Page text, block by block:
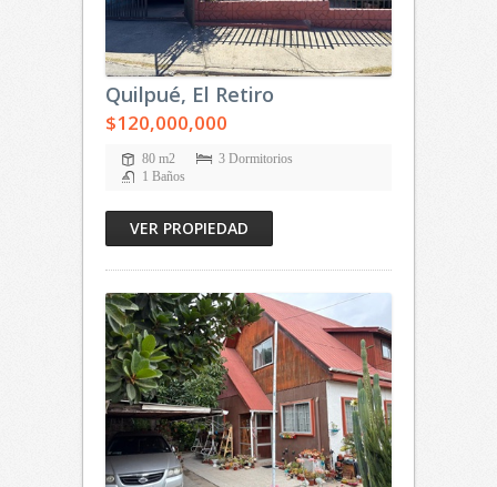
Quilpué, El Retiro
$120,000,000
80 m2
3 Dormitorios
1 Baños
VER PROPIEDAD